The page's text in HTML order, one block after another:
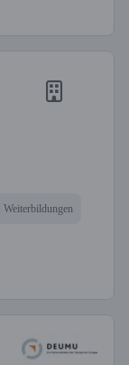
Weiterbildungen